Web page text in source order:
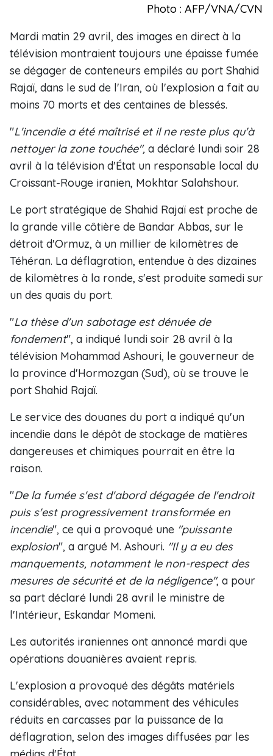
Photo : AFP/VNA/CVN
Mardi matin 29 avril, des images en direct à la
télévision montraient toujours une épaisse fumée
se dégager de conteneurs empilés au port Shahid
Rajaï, dans le sud de l'Iran, où l'explosion a fait au
moins 70 morts et des centaines de blessés.
"L'incendie a été maîtrisé et il ne reste plus qu'à
nettoyer la zone touchée", a déclaré lundi soir 28
avril à la télévision d'État un responsable local du
Croissant-Rouge iranien, Mokhtar Salahshour.
Le port stratégique de Shahid Rajaï est proche de
la grande ville côtière de Bandar Abbas, sur le
détroit d'Ormuz, à un millier de kilomètres de
Téhéran. La déflagration, entendue à des dizaines
de kilomètres à la ronde, s'est produite samedi sur
un des quais du port.
"La thèse d'un sabotage est dénuée de
fondement", a indiqué lundi soir 28 avril à la
télévision Mohammad Ashouri, le gouverneur de
la province d'Hormozgan (Sud), où se trouve le
port Shahid Rajaï.
Le service des douanes du port a indiqué qu'un
incendie dans le dépôt de stockage de matières
dangereuses et chimiques pourrait en être la
raison.
"De la fumée s'est d'abord dégagée de l'endroit
puis s'est progressivement transformée en
incendie", ce qui a provoqué une "puissante
explosion", a argué M. Ashouri. "Il y a eu des
manquements, notamment le non-respect des
mesures de sécurité et de la négligence", a pour
sa part déclaré lundi 28 avril le ministre de
l'Intérieur, Eskandar Momeni.
Les autorités iraniennes ont annoncé mardi que
opérations douanières avaient repris.
L'explosion a provoqué des dégâts matériels
considérables, avec notamment des véhicules
réduits en carcasses par la puissance de la
déflagration, selon des images diffusées par les